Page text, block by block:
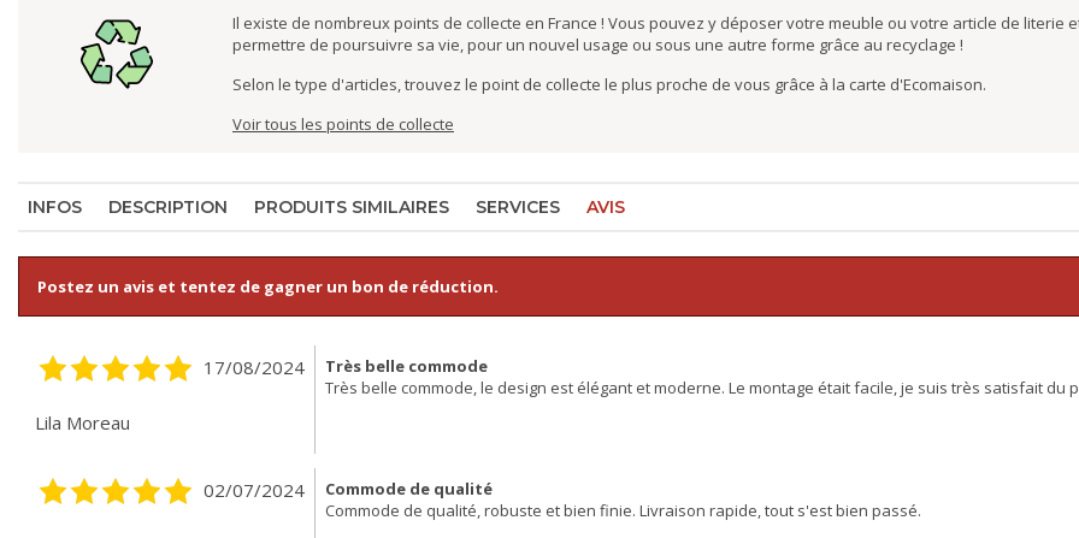
Il existe de nombreux points de collecte en France ! Vous pouvez y déposer votre meuble ou votre article de literie
permettre de poursuivre sa vie, pour un nouvel usage ou sous une autre forme grâce au recyclage !
Selon le type d'articles, trouvez le point de collecte le plus proche de vous grâce à la carte d'Ecomaison.
Voir tous les points de collecte
INFOS DESCRIPTION PRODUITS SIMILAIRES SERVICES AVIS
Postez un avis et tentez de gagner un bon de réduction.
17/08/2024
Lila Moreau
Très belle commode
Très belle commode, le design est élégant et moderne. Le montage était facile, je suis très satisfait du
02/07/2024
Commode de qualité
Commode de qualité, robuste et bien finie. Livraison rapide, tout s'est bien passé.